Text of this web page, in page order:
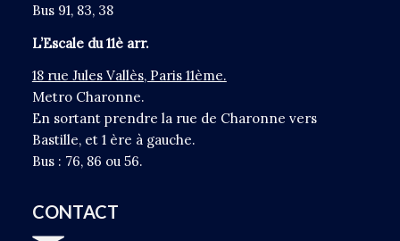
Bus 91, 83, 38
L’Escale du 11è arr.
18 rue Jules Vallès, Paris 11ème.
Metro Charonne.
En sortant prendre la rue de Charonne vers
Bastille, et 1 ère à gauche.
Bus : 76, 86 ou 56.
CONTACT